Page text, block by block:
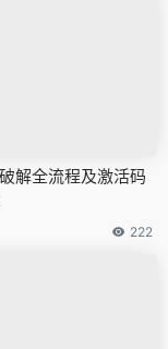
解全流程及激活码
222